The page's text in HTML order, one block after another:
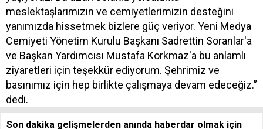
meslektaşlarımızın ve cemiyetlerimizin desteğini
yanımızda hissetmek bizlere güç veriyor. Yeni Medya
Cemiyeti Yönetim Kurulu Başkanı Sadrettin Soranlar'a
ve Başkan Yardımcısı Mustafa Korkmaz'a bu anlamlı
ziyaretleri için teşekkür ediyorum. Şehrimiz ve
basınımız için hep birlikte çalışmaya devam edeceğiz.”
dedi.
Son dakika gelişmelerden anında haberdar olmak için